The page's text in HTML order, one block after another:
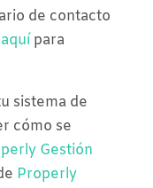
de contacto
aquípara
sistema de
cómo se
Gestión
Properly